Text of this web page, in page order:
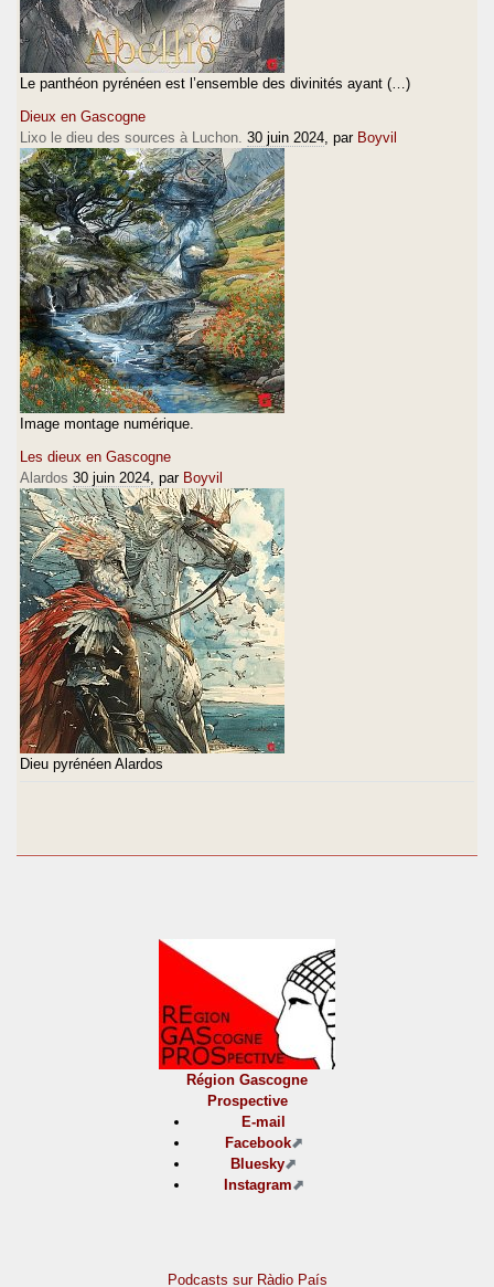
Le panthéon pyrénéen est l’ensemble des divinités ayant (…)
Dieux en Gascogne
Lixo le dieu des sources à Luchon. 30 juin 2024 , par Boyvil
Image montage numérique.
Les dieux en Gascogne
Alardos 30 juin 2024 , par Boyvil
Dieu pyrénéen Alardos
Région Gascogne
Prospective
E-mail
Facebook
Bluesky
Instagram
Podcasts sur Ràdio País